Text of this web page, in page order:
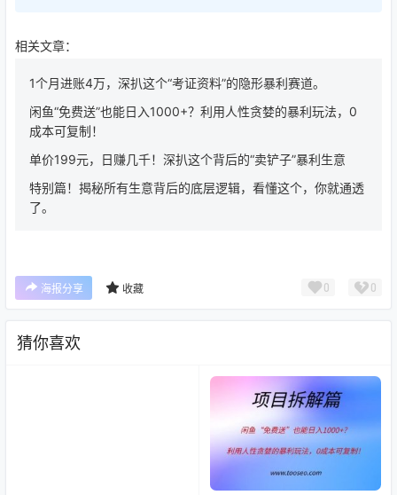
相关文章：
1个月进账4万，深扒这个“考证资料”的隐形暴利赛道。
闲鱼“免费送”也能日入1000+？利用人性贪婪的暴利玩法，0
成本可复制！
单价199元，日赚几千！深扒这个背后的“卖铲子”暴利生意
特别篇！揭秘所有生意背后的底层逻辑，看懂这个，你就通透
了。
海报分享 收藏 0 0
猜你喜欢